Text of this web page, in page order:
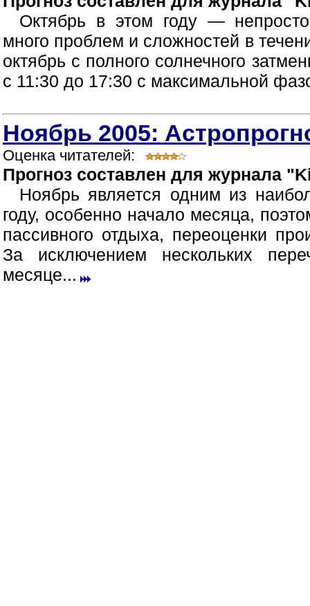
Октябрь в этом году —
много проблем и сложностей в
октябрь с полного солнечного
с 11:30 до 17:30 с максимальной
Ноябрь 2005:
Оценка читателей:
Прогноз составлен для журнала
Ноябрь является одним из
году, особенно начало месяца,
пассивного отдыха, переоценки
За исключением нескольких
месяце...